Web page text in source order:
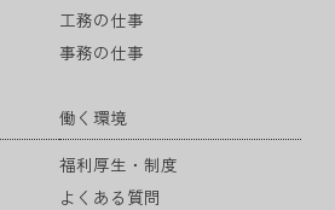
工務の仕事
事務の仕事
働く環境
福利厚生・制度
よくある質問